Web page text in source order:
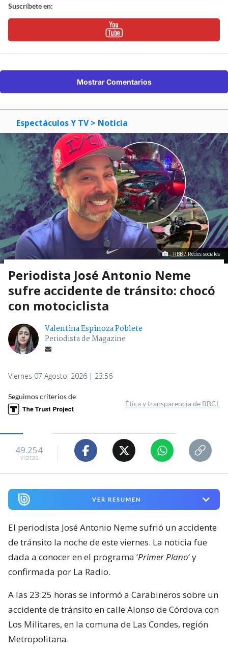
Suscríbete en:
Mostrar Comentarios
Espectáculos Y TV > Noticia
RBB / Redes sociales
Periodista José Antonio Neme
sufre accidente de tránsito: chocó
con motociclista
Valentina Espinoza Poblete
Periodista de Magazine
Viernes 07 Agosto, 2026 | 23:56
Seguimos criterios de
Ética y transparencia de BBCL
49.254
visitas
VER RESUMEN
El periodista José Antonio Neme sufrió un accidente
de tránsito la noche de este viernes. La noticia fue
dada a conocer en el programa ‘Primer Plano‘ y
confirmada por La Radio.
A las 23:25 horas se informó a Carabineros sobre un
accidente de tránsito en calle Alonso de Córdova con
Los Militares, en la comuna de Las Condes, región
Metropolitana.